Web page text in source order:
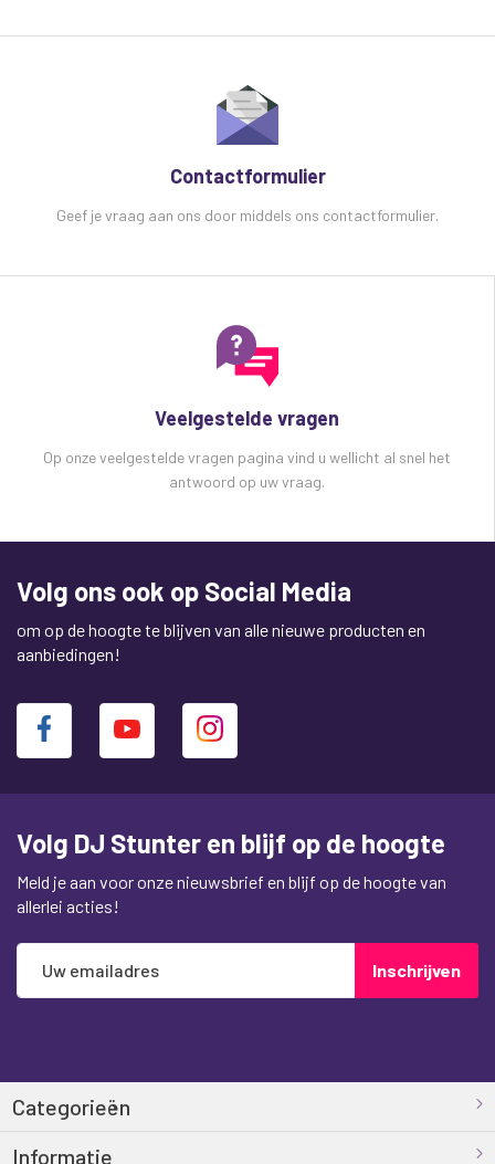
Contactformulier
Geef je vraag aan ons door middels ons contactformulier.
Veelgestelde vragen
Op onze veelgestelde vragen pagina vind u wellicht al snel het
antwoord op uw vraag.
Volg ons ook op Social Media
om op de hoogte te blijven van alle nieuwe producten en
aanbiedingen!
Volg DJ Stunter en blijf op de hoogte
Meld je aan voor onze nieuwsbrief en blijf op de hoogte van
allerlei acties!
Abonneer
op
Inschrijven
Categorieën
Informatie